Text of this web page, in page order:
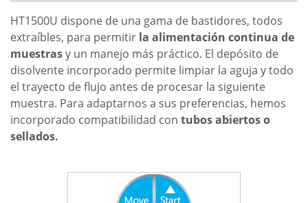
HT1500U dispone de una gama de bastidores, todos
extraíbles, para permitir la alimentación continua de
muestrasy un manejo más práctico. El depósito de
disolvente incorporado permite limpiar la aguja y todo
el trayecto de flujo antes de procesar la siguiente
muestra. Para adaptarnos a sus preferencias, hemos
incorporado compatibilidad con tubos abiertos o
sellados.